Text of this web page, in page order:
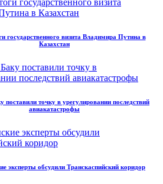
государственного визита Владимира Путина в
Казахстан
поставили точку в урегулировании последствий
авиакатастрофы
эксперты обсудили Транскаспийский коридор